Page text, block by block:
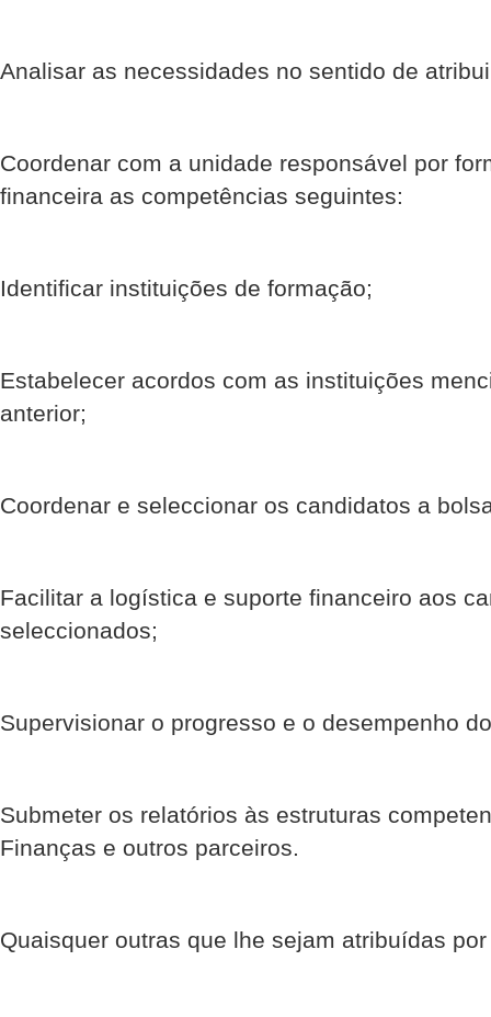
Analisar as necessidades no sentido de
Coordenar com a unidade responsável por
financeira as competências seguintes:
Identificar instituições de formação;
Estabelecer acordos com as instituições
anterior;
Coordenar e seleccionar os candidatos a
Facilitar a logística e suporte financeiro aos
seleccionados;
Supervisionar o progresso e o desempenho
Submeter os relatórios às estruturas
Finanças e outros parceiros.
Quaisquer outras que lhe sejam atribuídas